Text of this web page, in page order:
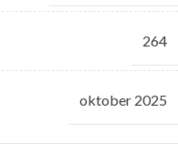
264
oktober 2025